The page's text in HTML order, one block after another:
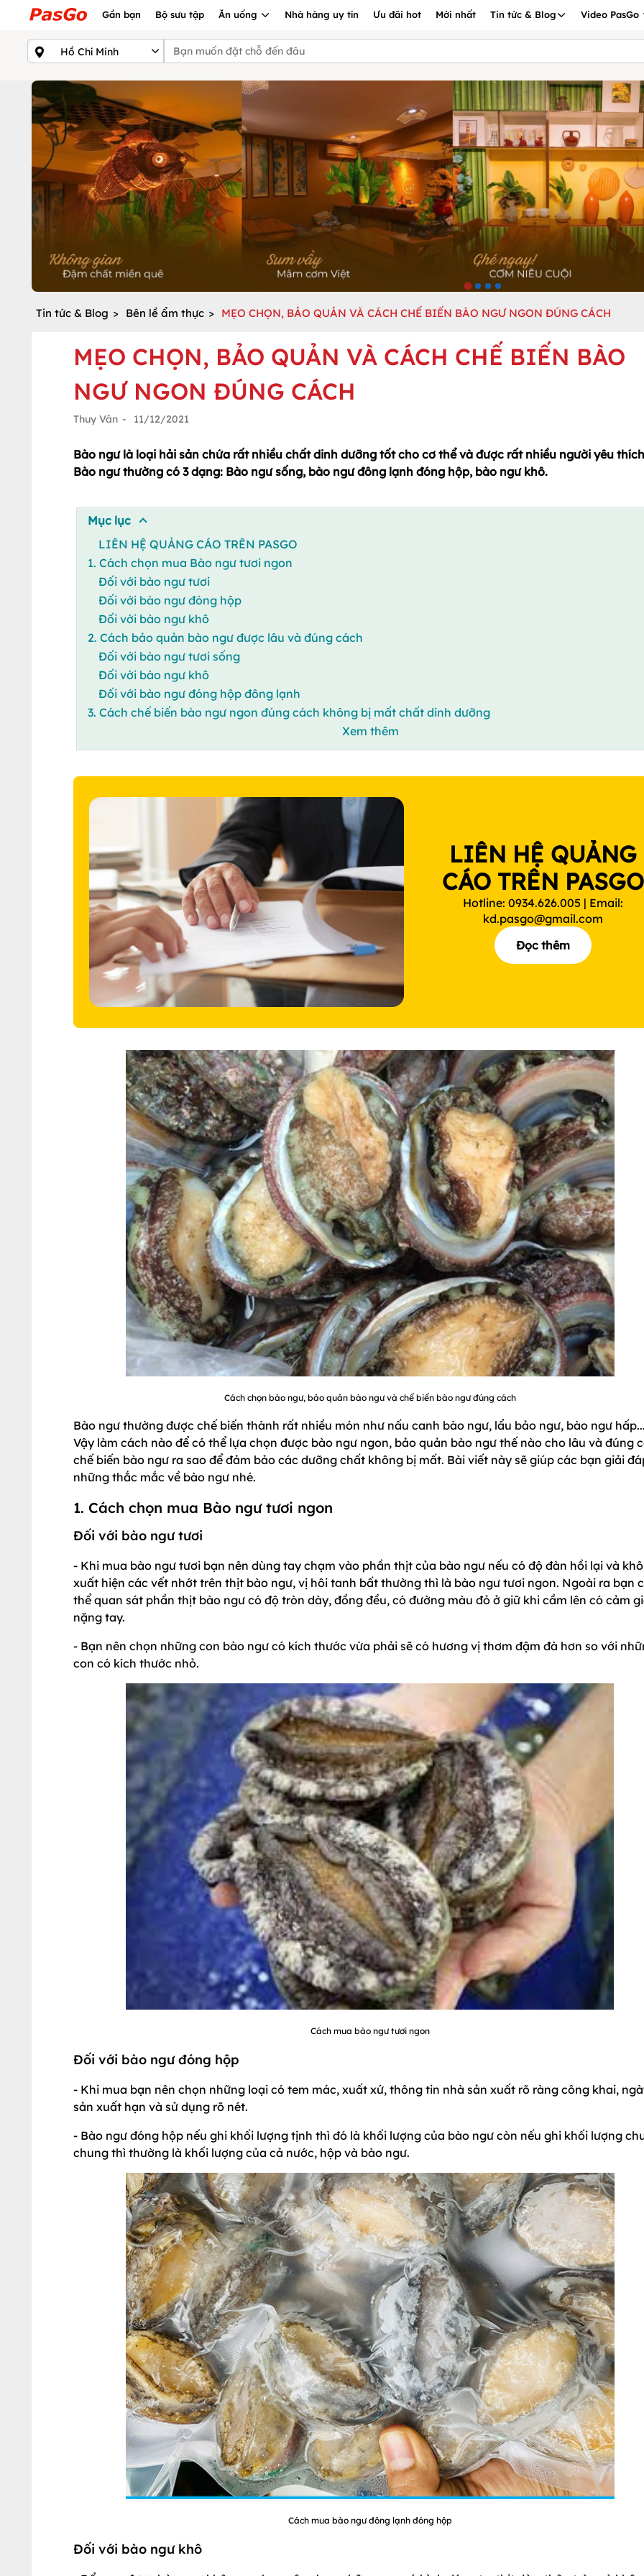
Gần bạn Bộ sưu tập Ăn uống Nhà hàng uy tín Ưu đãi hot Mới nhất Tin tức & Blog Video PasGo
Tin tức & Blog > Bên lề ẩm thực > MẸO CHỌN, BẢO QUẢN VÀ CÁCH CHẾ BIẾN BÀO NGƯ NGON ĐÚNG CÁCH
MẸO CHỌN, BẢO QUẢN VÀ CÁCH CHẾ BIẾN BÀO
NGƯ NGON ĐÚNG CÁCH
Thuy Vân - 11/12/2021
Bào ngư là loại hải sản chứa rất nhiều chất dinh dưỡng tốt cho cơ thể và được rất nhiều người yêu
Bào ngư thường có 3 dạng: Bào ngư sống, bào ngư đông lạnh đóng hộp, bào ngư khô.
Mục lục
LIÊN HỆ QUẢNG CÁO TRÊN PASGO
1. Cách chọn mua Bào ngư tươi ngon
Đối với bào ngư tươi
Đối với bào ngư đóng hộp
Đối với bào ngư khô
2. Cách bảo quản bào ngư được lâu và đúng cách
Đối với bào ngư tươi sống
Đối với bào ngư khô
Đối với bào ngư đóng hộp đông lạnh
3. Cách chế biến bào ngư ngon đúng cách không bị mất chất dinh dưỡng
Xem thêm
LIÊN HỆ QUẢNG
CÁO TRÊN PASGO
Hotline: 0934.626.005 | Email:
kd.pasgo@gmail.com
Đọc thêm
Cách chọn bào ngư, bảo quản bào ngư và chế biến bào ngư đúng cách
Bào ngư thường được chế biến thành rất nhiều món như nấu canh bào ngư, lẩu bảo ngư, bào ngư
Vậy làm cách nào để có thể lựa chọn được bào ngư ngon, bảo quản bào ngư thế nào cho lâu và đúng
chế biến bào ngư ra sao để đảm bảo các dưỡng chất không bị mất. Bài viết này sẽ giúp các bạn giải
những thắc mắc về bào ngư nhé.
1. Cách chọn mua Bào ngư tươi ngon
Đối với bào ngư tươi
- Khi mua bào ngư tươi bạn nên dùng tay chạm vào phần thịt của bào ngư nếu có độ đàn hồi lại và
xuất hiện các vết nhớt trên thịt bào ngư, vị hôi tanh bất thường thì là bào ngư tươi ngon. Ngoài ra bạn
thể quan sát phần thịt bào ngư có độ tròn dày, đồng đều, có đường màu đỏ ở giữ khi cầm lên có cảm
nặng tay.
- Bạn nên chọn những con bào ngư có kích thước vừa phải sẽ có hương vị thơm đậm đà hơn so với
con có kích thước nhỏ.
Cách mua bào ngư tươi ngon
Đối với bào ngư đóng hộp
- Khi mua bạn nên chọn những loại có tem mác, xuất xứ, thông tin nhà sản xuất rõ ràng công khai,
sản xuất hạn và sử dụng rõ nét.
- Bào ngư đóng hộp nếu ghi khối lượng tịnh thì đó là khối lượng của bào ngư còn nếu ghi khối lượng
chung thì thường là khối lượng của cả nước, hộp và bào ngư.
Cách mua bào ngư đông lạnh đóng hộp
Đối với bào ngư khô